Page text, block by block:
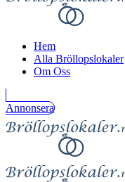
Hem
Alla Bröllopslokaler
Om Oss
Annonsera